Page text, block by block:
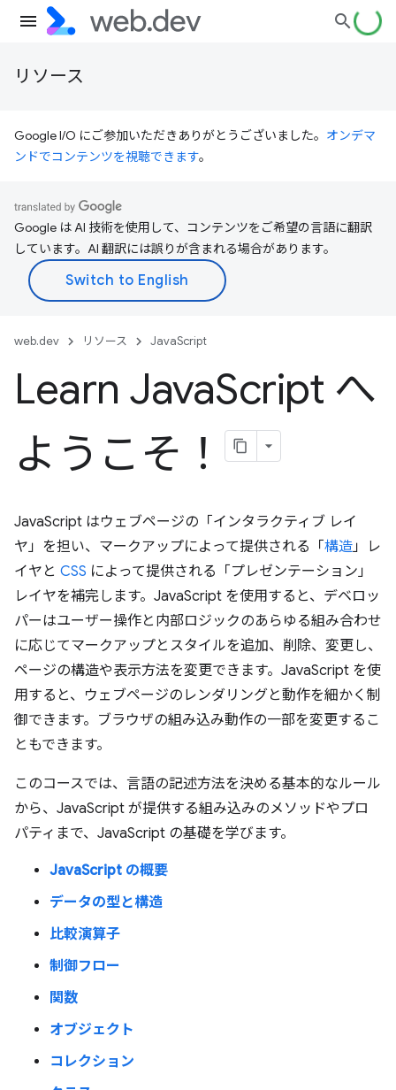
リソース
Google I/O にご参加いただきありがとうございました。 オンデマ
ンドでコンテンツを視聴できます。
Google は AI 技術を使用して、コンテンツをご希望の言語に翻訳
しています。AI 翻訳には誤りが含まれる場合があります。
web.dev リソース JavaScript
Learn JavaScript へ
ようこそ！
JavaScript はウェブページの「インタラクティブ レイ
ヤ」を担い、マークアップによって提供される「 構造」レ
イヤと CSS によって提供される「プレゼンテーション」
レイヤを補完します。JavaScript を使用すると、デベロッ
パーはユーザー操作と内部ロジックのあらゆる組み合わせ
に応じてマークアップとスタイルを追加、削除、変更し、
ページの構造や表示方法を変更できます。JavaScript を使
用すると、ウェブページのレンダリングと動作を細かく制
御できます。ブラウザの組み込み動作の一部を変更するこ
ともできます。
このコースでは、言語の記述方法を決める基本的なルール
から、JavaScript が提供する組み込みのメソッドやプロ
パティまで、JavaScript の基礎を学びます。
JavaScript の概要
データの型と構造
比較演算子
制御フロー
関数
オブジェクト
コレクション